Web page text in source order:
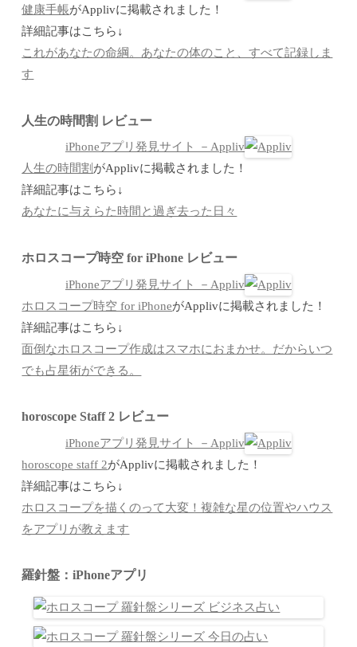
健康手帳がApplivに掲載されました！
詳細記事はこちら↓
これがあなたの命綱。あなたの体のこと、すべて記録しま
す
人生の時間割 レビュー
iPhoneアプリ発見サイト －Appliv
人生の時間割 がApplivに掲載されました！
詳細記事はこちら↓
あなたに与えらた時間と過ぎ去った日々
ホロスコープ時空 for iPhone レビュー
iPhoneアプリ発見サイト －Appliv
ホロスコープ時空 for iPhoneがApplivに掲載されました！
詳細記事はこちら↓
面倒なホロスコープ作成はスマホにおまかせ。だからいつ
でも占星術ができる。
horoscope Staff 2 レビュー
iPhoneアプリ発見サイト －Appliv
horoscope staff 2がApplivに掲載されました！
詳細記事はこちら↓
ホロスコープを描くのって大変！複雑な星の位置やハウス
をアプリが教えます
羅針盤：iPhoneアプリ